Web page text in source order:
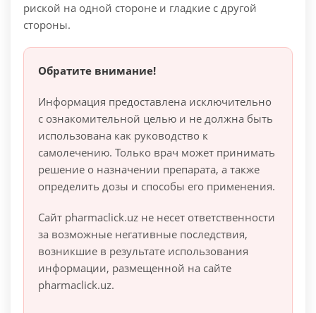
риской на одной стороне и гладкие с другой
стороны.
Обратите внимание!
Информация предоставлена исключительно
с ознакомительной целью и не должна быть
использована как руководство к
самолечению. Только врач может принимать
решение о назначении препарата, а также
определить дозы и способы его применения.
Сайт pharmaclick.uz не несет ответственности
за возможные негативные последствия,
возникшие в результате использования
информации, размещенной на сайте
pharmaclick.uz.